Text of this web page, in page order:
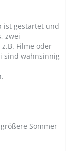
ist gestartet und
zwei
Filme oder
sind wahnsinnig
Sommer-